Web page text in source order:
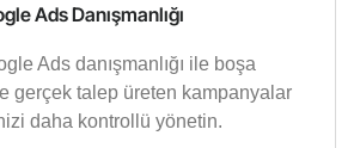
Ads Danışmanlığı
Ads danışmanlığı ile boşa
gerçek talep üreten kampanyalar
daha kontrollü yönetin.